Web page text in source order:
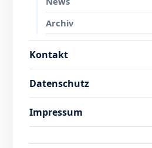
Archiv
Kontakt
Datenschutz
Impressum